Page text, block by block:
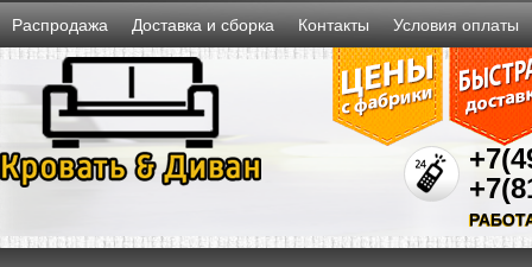
Распродажа Доставка и сборка Контакты Условия оплаты